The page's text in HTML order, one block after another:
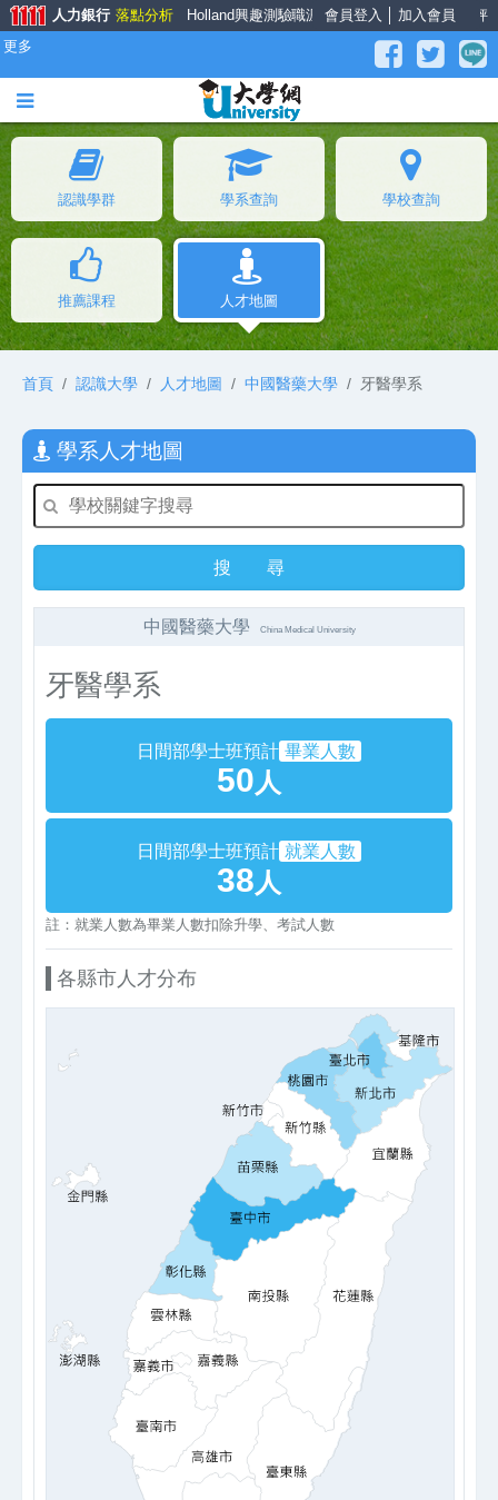
會員登入 加入會員
人力銀行 落點分析 Holland興趣測驗職涯大師 面試經驗談薪資公秤
更多
認識學群 學系查詢 學校查詢
推薦課程 人才地圖
首頁 認識大學 人才地圖 中國醫藥大學 牙醫學系
學系人才地圖
中國醫藥大學 China Medical University
牙醫學系
日間部學士班預計 畢業人數
50人
日間部學士班預計 就業人數
38人
註：就業人數為畢業人數扣除升學、考試人數
各縣市人才分布